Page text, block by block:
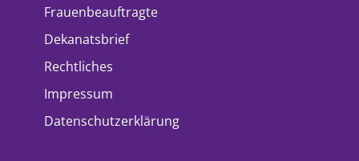
Frauenbeauftragte
Dekanatsbrief
Rechtliches
Impressum
Datenschutzerklärung